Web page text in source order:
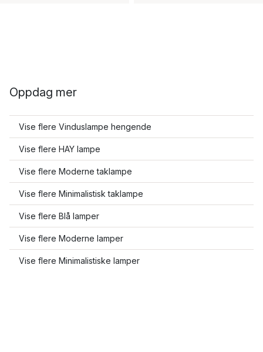
Oppdag mer
Vise flere Vinduslampe hengende
Vise flere HAY lampe
Vise flere Moderne taklampe
Vise flere Minimalistisk taklampe
Vise flere Blå lamper
Vise flere Moderne lamper
Vise flere Minimalistiske lamper